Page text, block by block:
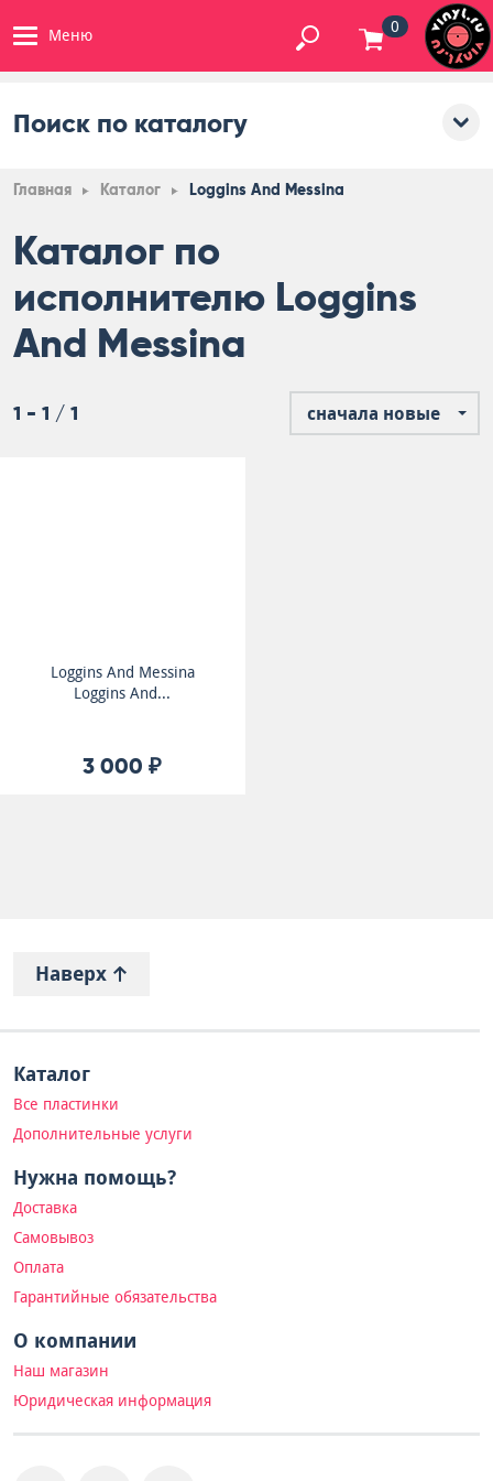
Меню 0
Поиск по каталогу
Главная Каталог Loggins And Messina
Каталог по
исполнителю Loggins
And Messina
1 - 1 / 1 сначала новые
Loggins And Messina
Loggins And...
3 000 ₽
Наверх
Каталог
Все пластинки
Дополнительные услуги
Нужна помощь?
Доставка
Самовывоз
Оплата
Гарантийные обязательства
О компании
Наш магазин
Юридическая информация